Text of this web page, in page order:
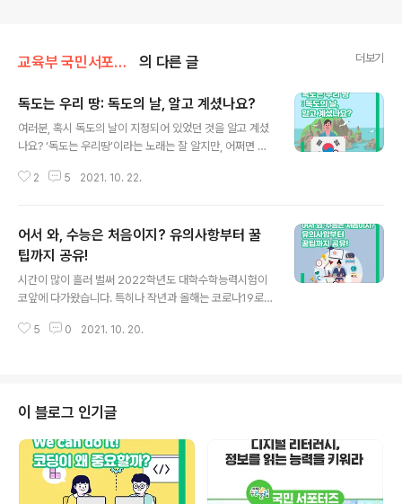
교육부 국민서포터즈 의 다른 글 더보기
독도는 우리 땅: 독도의 날, 알고 계셨나요?
여러분, 혹시 독도의 날이 지정되어 있었던 것을 알고 계셨
나요? ‘독도는 우리땅’이라는 노래는 잘 알지만, 어쩌면 독
실 저도 이번에 찾아보면서 알게 되었거든요! 오늘은 ‘독도
의 날 독도의 날은 10월 25일로, 2000년 민간단체인 독
도 수호대가 처음으로 10월 25일에 지정하였다고 해요.
이후, 2005년부터 국가기념일로 제정하기 위해 서명운동
을 시작했는데요. 2008년 8월 27일에 독도의 날 제정을
위한 법안이 국회에 제출되었고, 2010년에 한국교원단체
총연합회에서 16개 시·도 교총, 우리역사교육연구회, 한국
2 5 2021. 10. 22.
어서 와, 수능은 처음이지? 유의사항부터 꿀
팁까지 공유!
시간이 많이 흘러 벌써 2022학년도 대학수학능력시험이
코앞에 다가왔습니다. 특히나 작년과 올해는 코로나19로
수험생들을 위해 오늘은 이번 대학수학능력시험에서 유의
능력시험 유의사항 1) 오전 8시 10분까지 시험실에 입실하
기 시험장 출입은 오전 6시 30분부터 가능하며, 입실 마감
시간은 오전 8시 10분입니다. 수능 당일, 평소 학교 가는
것처럼 일어났다가 입실을 못할 위기에 처한 학생들이 경
찰차를 타고 학교에 가는 이야기를 뉴스에서 심심찮게 볼
수 있었었는데요. 그러니 잊지..
5 0 2021. 10. 20.
이 블로그 인기글